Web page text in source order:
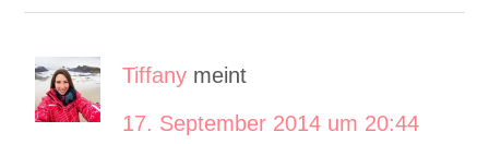
Tiffany meint
17. September 2014 um 20:44